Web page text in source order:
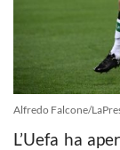
Alfredo Falcone/
L’Uefa ha